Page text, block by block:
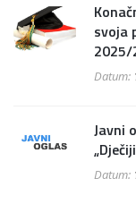
svoja
2025/
Datum:
Javni
Datum: